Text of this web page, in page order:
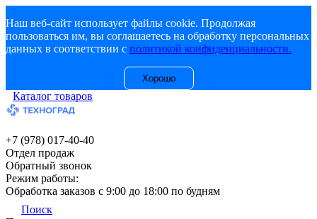
Наш веб-сайт использует файлы cookie. Продолжая
пользоваться им, вы соглашаетесь на обработку персональных
данных в соответствии с политикой конфиденциальности.
Хорошо
Каталог товаров
+7 (978) 017-40-40
Отдел продаж
Обратный звонок
Режим работы:
Обработка заказов с 9:00 до 18:00 по будням
Поиск